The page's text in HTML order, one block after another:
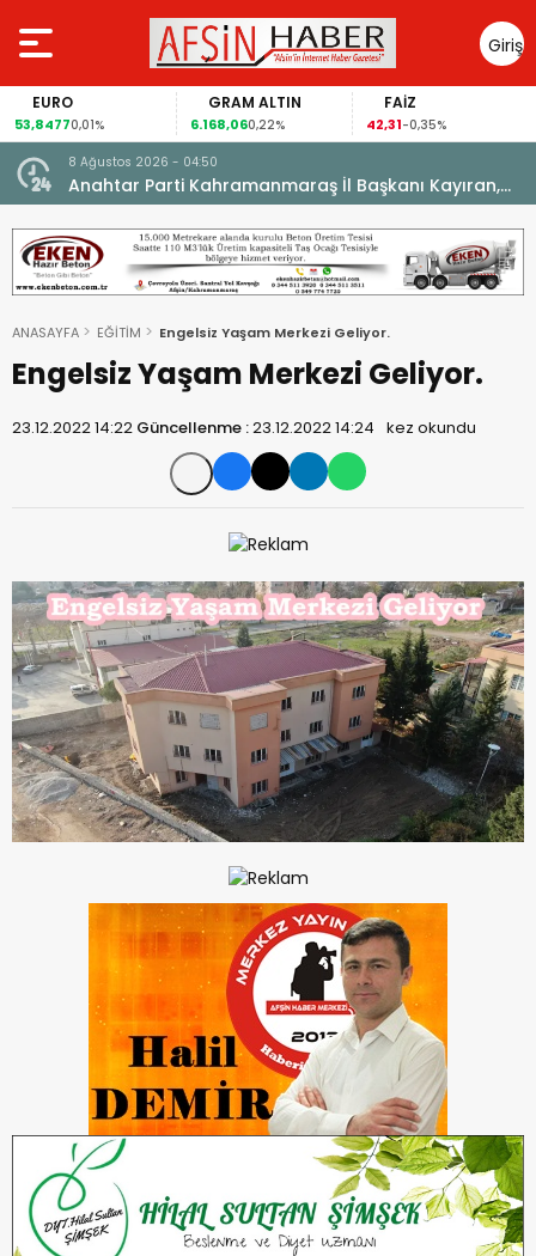
Giriş
Yap
EURO
53,84770,01%
GRAM ALTIN
6.168,060,22%
FAİZ
42,31-0,35%
8 Ağustos 2026 - 04:50
Anahtar Parti Kahramanmaraş İl Başkanı Kayıran,
Afşin Teşkilatı ile buluştu.
ANASAYFA EĞİTİM Engelsiz Yaşam Merkezi Geliyor.
Engelsiz Yaşam Merkezi Geliyor.
23.12.2022 14:22 Güncellenme :23.12.2022 14:24 kez okundu